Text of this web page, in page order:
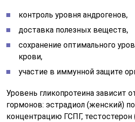
контроль уровня андрогенов,
доставка полезных веществ,
сохранение оптимального
крови,
участие в иммунной защите
Уровень гликопротеина зависит
гормонов: эстрадиол (женский)
концентрацию ГСПГ,